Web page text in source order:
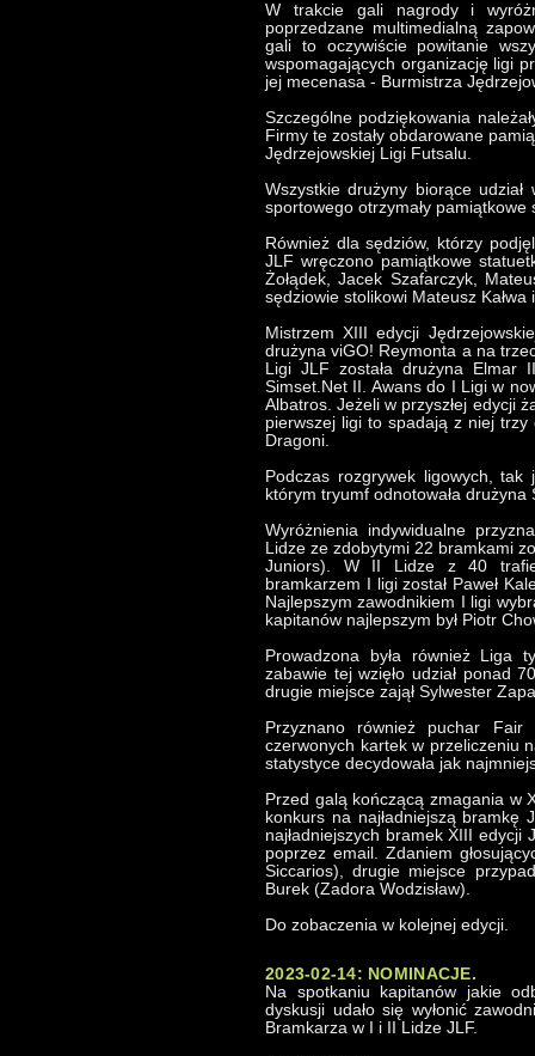
W trakcie gali nagrody i
poprzedzane multimedialną
gali to oczywiście powitanie
wspomagających organizację ligi
jej mecenasa - Burmistrza
Szczególne podziękowania
Firmy te zostały obdarowane
Jędrzejowskiej Ligi Futsalu.
Wszystkie drużyny biorące
sportowego otrzymały
Również dla sędziów, którzy
JLF wręczono pamiątkowe
Żołądek, Jacek Szafarczyk,
sędziowie stolikowi Mateusz Kałwa
Mistrzem XIII edycji
drużyna viGO! Reymonta a na
Ligi JLF została drużyna Elmar
Simset.Net II. Awans do I Ligi w
Albatros. Jeżeli w przyszłej edycji
pierwszej ligi to spadają z niej trzy
Dragoni.
Podczas rozgrywek ligowych,
którym tryumf odnotowała drużyna
Wyróżnienia indywidualne
Lidze ze zdobytymi 22 bramkami
Juniors). W II Lidze z 40
bramkarzem I ligi został Paweł
Najlepszym zawodnikiem I ligi
kapitanów najlepszym był Piotr
Prowadzona była również Liga
zabawie tej wzięło udział ponad
drugie miejsce zajął Sylwester
Przyznano również puchar Fair
czerwonych kartek w przeliczeniu
statystyce decydowała jak
Przed galą kończącą zmagania w
konkurs na najładniejszą bramkę
najładniejszych bramek XIII edycji
poprzez email. Zdaniem
Siccarios), drugie miejsce
Burek (Zadora Wodzisław).
Do zobaczenia w kolejnej edycji.
2023-02-14: NOMINACJE.
Na spotkaniu kapitanów jakie
dyskusji udało się wyłonić
Bramkarza w I i II Lidze JLF.